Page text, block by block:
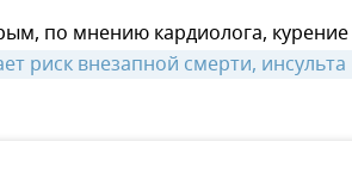
по мнению кардиолога, курение
риск внезапной смерти, инсульта